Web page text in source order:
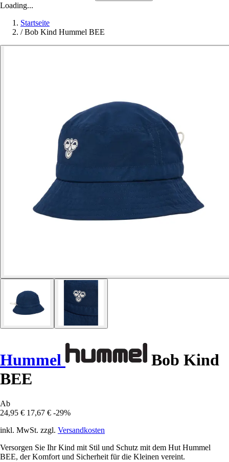
Loading...
Startseite
/ Bob Kind Hummel BEE
Hummel
Bob Kind
BEE
Ab
24,95 € 17,67 € -29%
inkl. MwSt. zzgl. Versandkosten
Versorgen Sie Ihr Kind mit Stil und Schutz mit dem Hut Hummel
BEE, der Komfort und Sicherheit für die Kleinen vereint.